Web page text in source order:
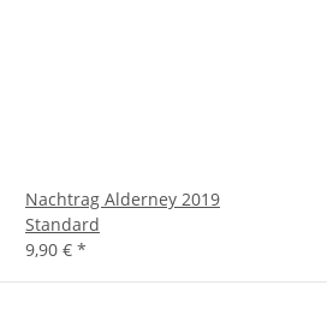
Nachtrag Alderney 2019
Standard
9,90 € *